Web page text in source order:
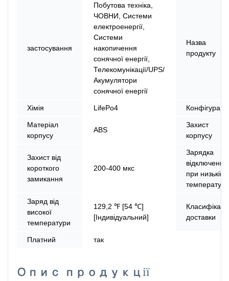
застосування
Побутова техніка,
ЧОВНИ, Системи
електроенергії,
Системи
накопичення
сонячної енергії,
Телекомунікації/UPS/
Акумулятори
сонячної енергії
Назва
продукту
Хімія LifePo4
Матеріал
корпусу
ABS
Захист
корпусу
Захист від
короткого
замикання
200-400 мкс
Зарядка
відключення
при низькій
температурі
Заряд від
високої
температури
129,2 ℉ [54 ℃]
[Індивідуальний]
доставки
Платний так
Опис продукції